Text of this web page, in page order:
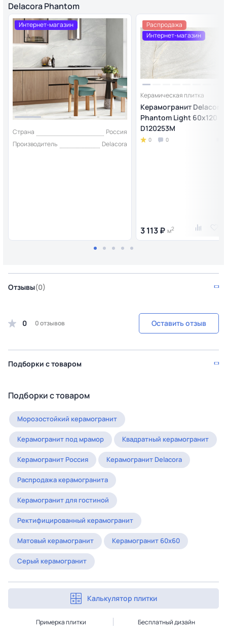
Delacora Phantom
Интернет-магазин
Страна
Россия
Производитель
Delacora
Распродажа
Интернет-магазин
Керамическая плитка
Керамогранит Delacora
Phantom Light 60x120
D120253M
0 0
3 113 ₽ м2
Отзывы(0)
0 0 отзывов Оставить отзыв
Подборки с товаром
Подборки с товаром
Морозостойкий керамогранит
Керамогранит под мрамор Квадратный керамогранит
Керамогранит Россия Керамогранит Delacora
Распродажа керамогранита
Керамогранит для гостиной
Ректифицированный керамогранит
Матовый керамогранит Керамогранит 60x60
Серый керамогранит
Калькулятор плитки
Примерка плитки Бесплатный дизайн